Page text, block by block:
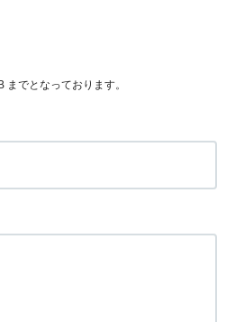
でとなっております。